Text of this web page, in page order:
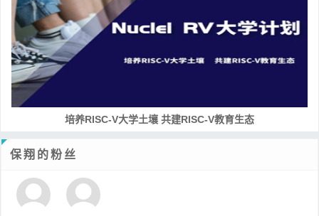
RISC-V处理器设计系列课程
保翔的粉丝